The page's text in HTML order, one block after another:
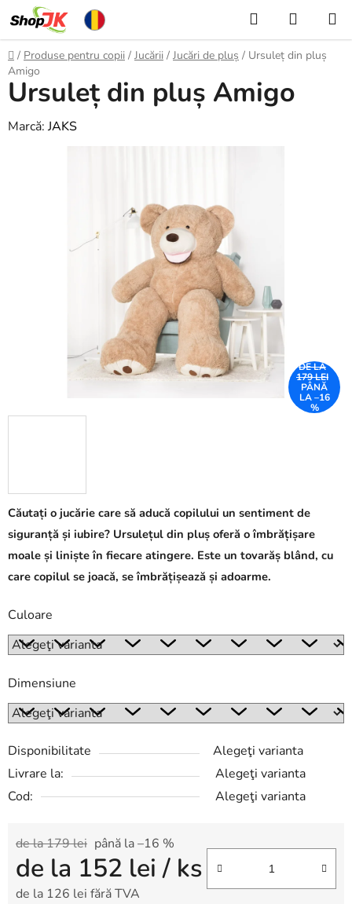
conținut
Căutare
DE
Acasă
/ Produse pentru copii / Jucării / Jucări de pluș / Ursuleț din pluș
Amigo
Căutați o jucărie care să aducă copilului un sentiment de
siguranță și iubire? Ursulețul din pluș oferă o îmbrățișare
moale și liniște în fiecare atingere. Este un tovarăș blând, cu
care copilul se joacă, se îmbrățișează și adoarme.
Culoare
Dimensiune
Disponibilitate
Alegeţi varianta
Livrare la:
Alegeţi varianta
Cod:
Alegeţi varianta
de la 179 lei până la –16 %
de la 152 lei / ks
de la 126 lei fără TVA
Ursuleț din pluș Amigo
Marcă:JAKS
DE LA
179 LEI
PÂNĂ
LA –16
%